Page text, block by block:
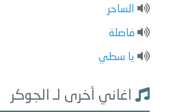
الساحر
فاصلة
يا سطي
اغاني أخرى لـ الجوكر